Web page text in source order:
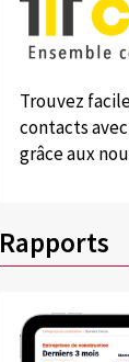
Trouvez
contacts
grâce aux
Rapports